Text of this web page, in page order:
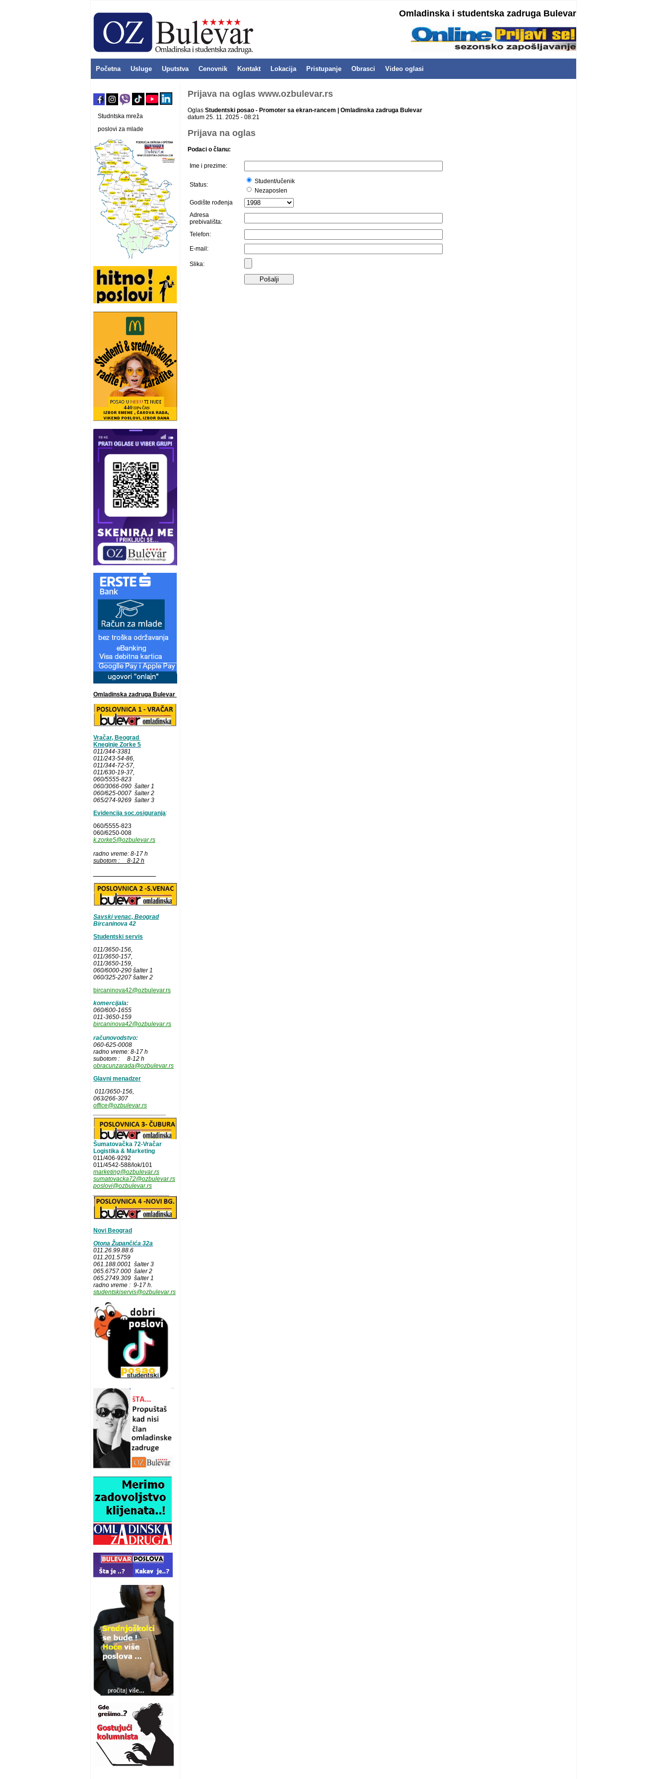
Omladinska i studentska zadruga Bulevar
Početna Usluge Uputstva Cenovnik Kontakt Lokacija Pristupanje Obrasci Video oglasi
Studntska mreža
poslovi za mlade
Omladinska zadruga Bulevar
Vračar, Beograd
Kneginje Zorke 5
011/344-3381
011/243-54-86
011/344-72-57,
011/630-19-37,
060/5555-823
060/3066-090 šalter 1
060/625-0007 šalter 2
065/274-9269 šalter 3
Evidencija soc.osiguranja:
060/5555-823
060/6250-008
k.zorke5@ozbulevar.rs
radno vreme: 8-17 h
subotom : 8-12 h
Savski venac, Beograd
Bircaninova 42
Studentski servis
011/3650-156,
011/3650-157,
011/3650-159,
060/6000-290 šalter 1
060/325-2207 šalter 2
bircaninova42@ozbulevar.rs
komercijala:
060/600-1655
011-3650-159
bircaninova42@ozbulevar.rs
računovodstvo:
060-625-0008
radno vreme: 8-17 h
subotom : 8-12 h
obracunzarada@ozbulevar.rs
Glavni menadzer
011/3650-156,
063/266-307
office@ozbulevar.rs
Šumatovačka 72-Vračar
Logistika & Marketing
011/406-9292
011/4542-588/lok/101
marketing@ozbulevar.rs
sumatovacka72@ozbulevar.rs
poslovi@ozbulevar.rs
Novi Beograd
Otona Župančića 32a
011.26.99.88.6
011.201.5759
061.188.0001 šalter 3
065.6757.000 šaler 2
065.2749.309 šalter 1
radno vreme : 9-17 h.
studentskiservis@ozbulevar.rs
Prijava na oglas www.ozbulevar.rs
Oglas Studentski posao - Promoter sa ekran-rancem | Omladinska zadruga Bulevar
datum 25. 11. 2025 - 08:21
Prijava na oglas
Podaci o članu:
Ime i prezime:
Status:
Student/učenik
Nezaposlen
Godište rođenja
Adresa
prebivališta:
Telefon:
E-mail:
Slika: